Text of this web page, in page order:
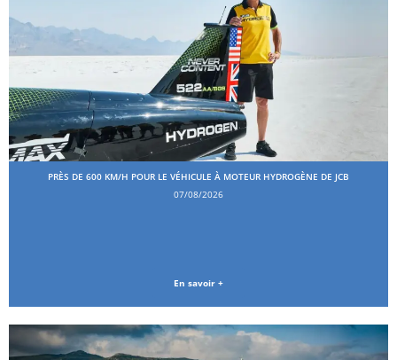
PRÈS DE 600 KM/H POUR LE VÉHICULE À MOTEUR HYDROGÈNE DE JCB
07/08/2026
En savoir +